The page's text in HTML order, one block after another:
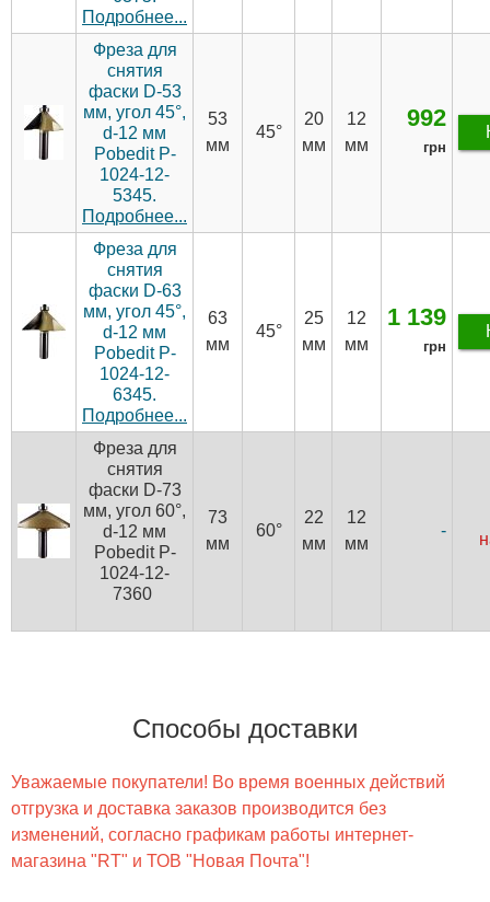
Подробнее...
Фреза для
снятия
фаски D-53
мм, угол 45°,
d-12 мм
Pobedit P-
1024-12-
5345.
Подробнее...
53
мм
45°
20
мм
12
мм
992
грн
Фреза для
снятия
фаски D-63
мм, угол 45°,
d-12 мм
Pobedit P-
1024-12-
6345.
Подробнее...
63
мм
45°
25
мм
12
мм
1 139
грн
Фреза для
снятия
фаски D-73
мм, угол 60°,
d-12 мм
Pobedit P-
1024-12-
7360
73
мм
60°
22
мм
12
мм
-
Способы доставки
Уважаемые покупатели! Во время военных действий
отгрузка и доставка заказов производится без
изменений, согласно графикам работы интернет-
магазина "RT" и ТОВ "Новая Почта"!